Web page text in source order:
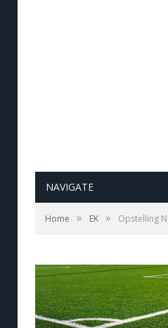
NAVIGATE
Home » EK » Opstelling